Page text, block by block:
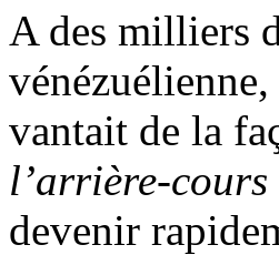
A des milliers
vantait de la
l’arrière-cours
devenir